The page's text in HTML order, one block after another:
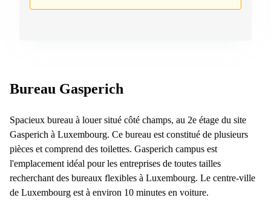
Bureau Gasperich
Spacieux bureau à louer situé côté champs, au 2e étage du site
Gasperich à Luxembourg. Ce bureau est constitué de plusieurs
pièces et comprend des toilettes. Gasperich campus est
l'emplacement idéal pour les entreprises de toutes tailles
recherchant des bureaux flexibles à Luxembourg. Le centre-ville
de Luxembourg est à environ 10 minutes en voiture.